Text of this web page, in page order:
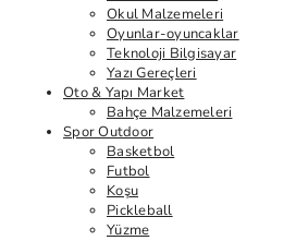
Okul Malzemeleri
Oyunlar-oyuncaklar
Teknoloji Bilgisayar
Yazı Gereçleri
Oto & Yapı Market
Bahçe Malzemeleri
Spor Outdoor
Basketbol
Futbol
Koşu
Pickleball
Yüzme